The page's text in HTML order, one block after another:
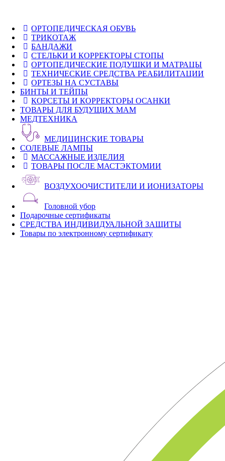
ОРТОПЕДИЧЕСКАЯ ОБУВЬ
ТРИКОТАЖ
БАНДАЖИ
СТЕЛЬКИ И КОРРЕКТОРЫ СТОПЫ
ОРТОПЕДИЧЕСКИЕ ПОДУШКИ И МАТРАЦЫ
ТЕХНИЧЕСКИЕ СРЕДСТВА РЕАБИЛИТАЦИИ
ОРТЕЗЫ НА СУСТАВЫ
БИНТЫ И ТЕЙПЫ
КОРСЕТЫ И КОРРЕКТОРЫ ОСАНКИ
ТОВАРЫ ДЛЯ БУДУЩИХ МАМ
МЕДТЕХНИКА
МЕДИЦИНСКИЕ ТОВАРЫ
СОЛЕВЫЕ ЛАМПЫ
МАССАЖНЫЕ ИЗДЕЛИЯ
ТОВАРЫ ПОСЛЕ МАСТЭКТОМИИ
ВОЗДУХООЧИСТИТЕЛИ И ИОНИЗАТОРЫ
Головной убор
Подарочные сертификаты
СРЕДСТВА ИНДИВИДУАЛЬНОЙ ЗАЩИТЫ
Товары по электронному сертификату